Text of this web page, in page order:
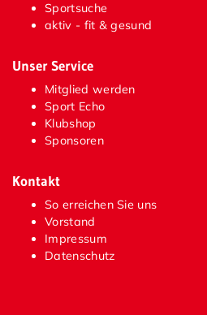
Sportsuche
aktiv - fit & gesund
Unser Service
Mitglied werden
Sport Echo
Klubshop
Sponsoren
Kontakt
So erreichen Sie uns
Vorstand
Impressum
Datenschutz